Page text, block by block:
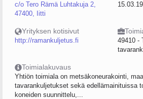
c/o Tero Rämä Luhtakuja 2,
47400, Iitti
Yrityksen kotisivut
http://ramankuljetus.fi
49410 -
Toimialakuvaus
Yhtiön toimiala on metsäkoneurakointi,
tavarankuljetukset sekä edellämainituissa
koneiden suunnittelu,...